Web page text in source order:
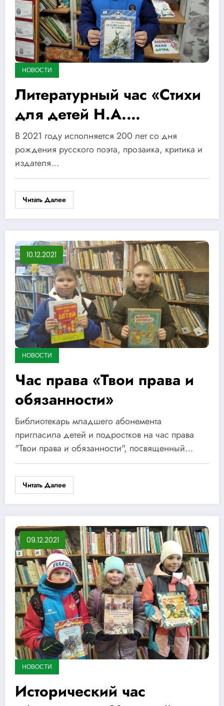
НОВОСТИ
Литературный час «Стихи
для детей Н.А.
Некрасова»
В 2021 году исполняется 200 лет со дня
рождения русского поэта, прозаика, критика и
издателя…
Читать Далее
10.12.2021
НОВОСТИ
Час права «Твои права и
обязанности»
Библиотекарь младшего абонемента
пригласила детей и подростков на час права
"Твои права и обязанности", посвященный…
Читать Далее
09.12.2021
НОВОСТИ
Исторический час